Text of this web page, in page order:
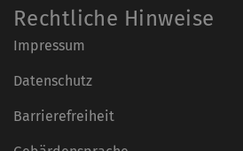
Rechtliche Hinweise
Impressum
Datenschutz
Barrierefreiheit